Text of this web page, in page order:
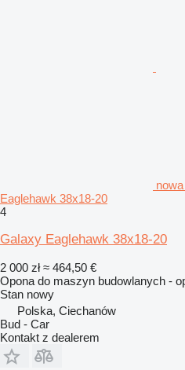
Eaglehawk 38x18-20
4
Galaxy Eaglehawk 38x18-20
2 000 zł ≈ 464,50 €
Opona do maszyn budowlanych -
Stan nowy
Polska, Ciechanów
Bud - Car
Kontakt z dealerem